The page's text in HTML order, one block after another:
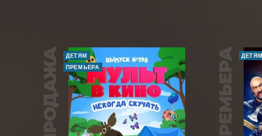
ДЕТЯМ
ПРЕМЬЕРА
ПРЕМЬЕРА ДЕТЯМ